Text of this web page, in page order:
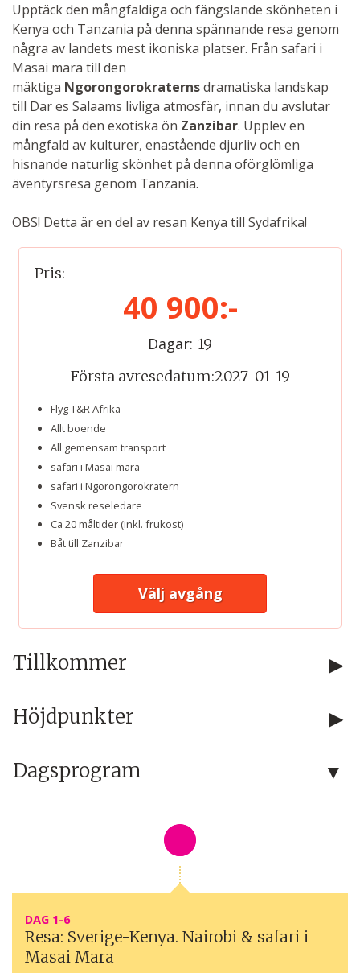
Upptäck den mångfaldiga och fängslande skönheten i
Kenya och Tanzania på denna spännande resa genom
några av landets mest ikoniska platser. Från safari i
Masai mara till den
mäktiga Ngorongorokraternsdramatiska landskap
till Dar es Salaams livliga atmosfär, innan du avslutar
din resa på den exotiska ön Zanzibar. Upplev en
mångfald av kulturer, enastående djurliv och en
hisnande naturlig skönhet på denna oförglömliga
äventyrsresa genom Tanzania.
OBS! Detta är en del av resan Kenya till Sydafrika!
Pris:
40 900:-
Dagar: 19
Första avresedatum:2027-01-19
Flyg T&R Afrika
Allt boende
All gemensam transport
safari i Masai mara
safari i Ngorongorokratern
Svensk reseledare
Ca 20 måltider (inkl. frukost)
Båt till Zanzibar
Välj avgång
Tillkommer
Höjdpunkter
Dagsprogram
DAG 1-6
Resa: Sverige-Kenya. Nairobi & safari i
Masai Mara